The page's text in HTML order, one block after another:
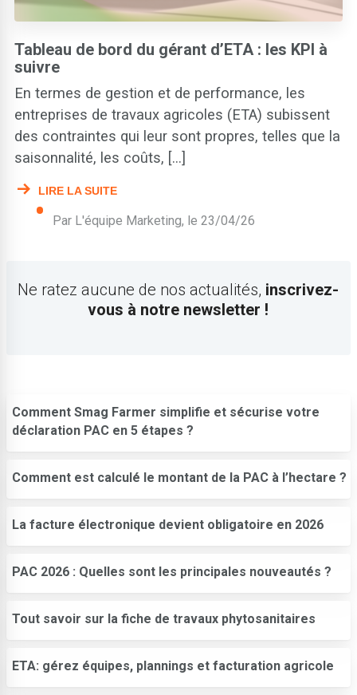
Partenariats
Semenciers et agro-industriels
Traçabilité et HVE
Tableau de bord du gérant d’ETA : les KPI à
suivre
En termes de gestion et de performance, les
entreprises de travaux agricoles (ETA) subissent
des contraintes qui leur sont propres, telles que la
saisonnalité, les coûts, [...]
LIRE LA SUITE
Par L'équipe Marketing, le23/04/26
Ne ratez aucune de nos actualités, inscrivez-
vous à notre newsletter !
Comment Smag Farmer simplifie et sécurise votre
déclaration PAC en 5 étapes ?
Comment est calculé le montant de la PAC à l’hectare ?
La facture électronique devient obligatoire en 2026
PAC 2026 : Quelles sont les principales nouveautés ?
Tout savoir sur la fiche de travaux phytosanitaires
ETA: gérez équipes, plannings et facturation agricole